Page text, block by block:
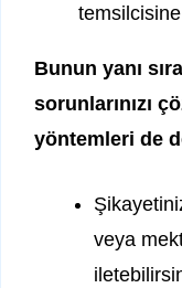
Bunun yanı
sorunlarınızı
yöntemleri de
veya